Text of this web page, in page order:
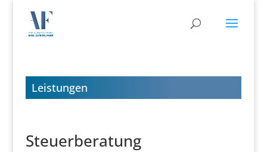
Leistungen
Steuerberatung